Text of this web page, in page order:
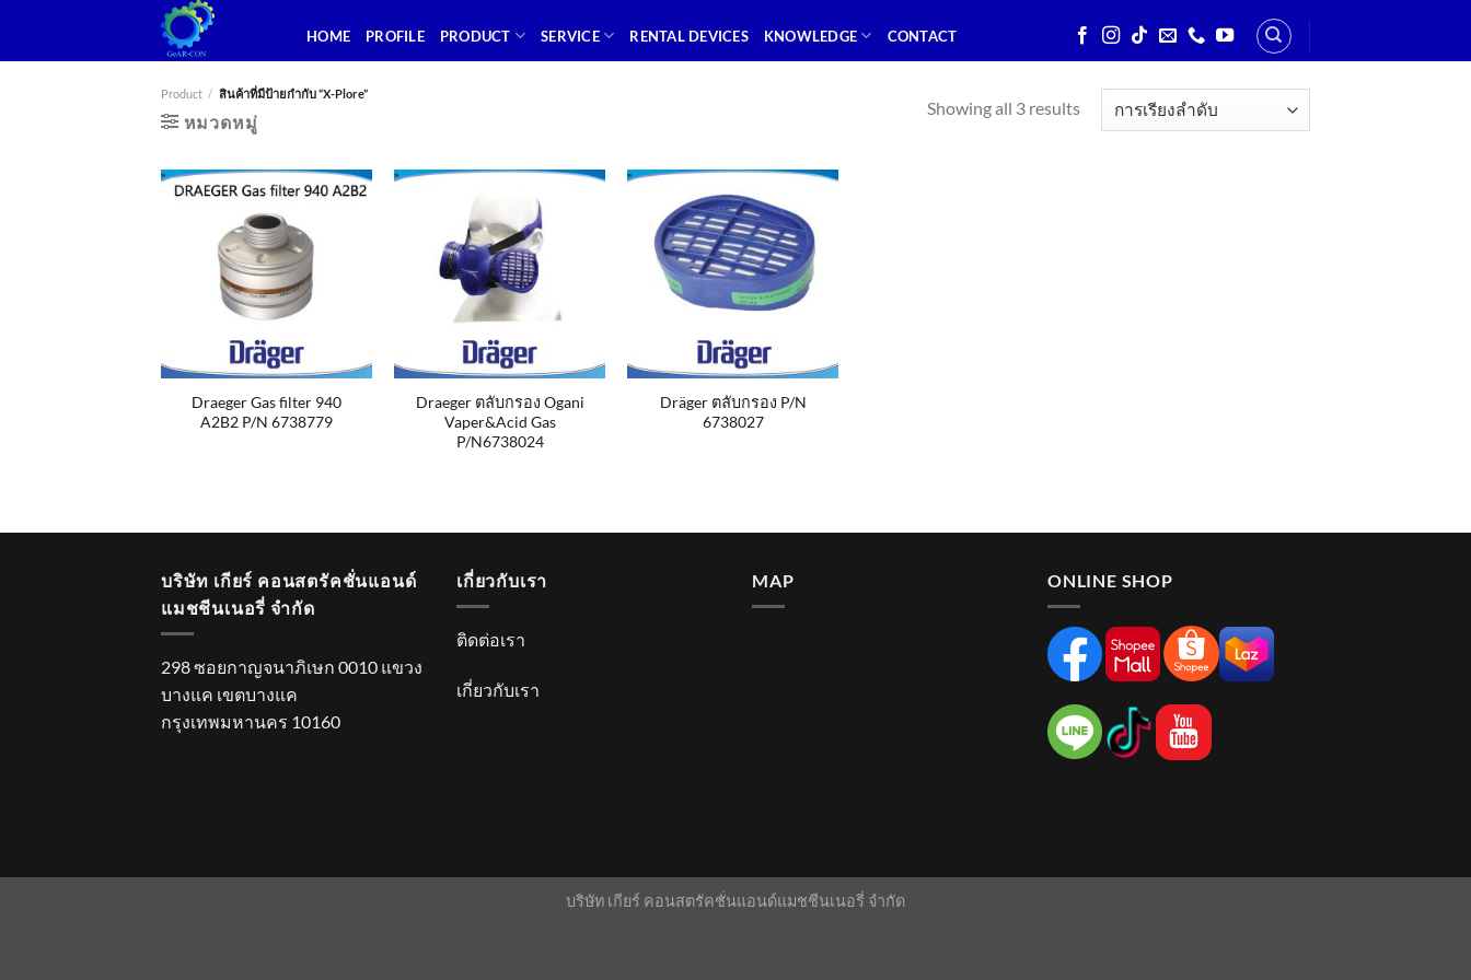
ยัง
HOME PROFILE PRODUCT SERVICE RENTAL DEVICES KNOWLEDGE CONTACT
Product / สินค้าที่มีป้ายกำกับ “X-Plore”
หมวดหมู่
Showing all 3 results
Draeger Gas filter 940
A2B2 P/N 6738779
Draeger ตลับกรอง Ogani
Vaper&Acid Gas
P/N6738024
Dräger ตลับกรอง P/N
6738027
บริษัท เกียร์ คอนสตรัคชั่นแอนด์
แมชชีนเนอรี่ จำกัด
298 ซอยกาญจนาภิเษก 0010 แขวง
บางแค เขตบางแค
กรุงเทพมหานคร 10160
เกี่ยวกับเรา
ติดต่อเรา
เกี่ยวกับเรา
MAP ONLINE SHOP
บริษัท เกียร์ คอนสตรัคชั่นแอนด์แมชชีนเนอรี่ จำกัด